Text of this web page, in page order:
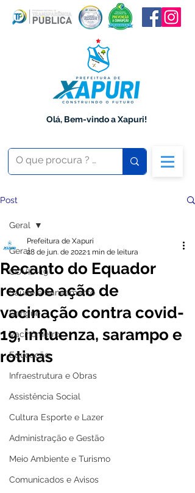
Olá, Bem-vindo a Xapuri!
Post
Geral
COVID-19
Saúde e Saneamento
Dengue
Vacinômetro
Educação
Infraestrutura e Obras
Assistência Social
Cultura Esporte e Lazer
Administração e Gestão
Meio Ambiente e Turismo
Comunicados e Avisos
Geral
Recanto do Equador
recebe ação de
vacinação contra covid-
19, influenza, sarampo e
rotinas
Prefeitura de Xapuri
28 de jun. de 20221 min de leitura